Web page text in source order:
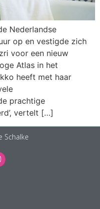
Nederlandse
op en vestigde zich
voor een nieuw
Atlas in het
heeft met haar
prachtige
vertelt […]
Schalke